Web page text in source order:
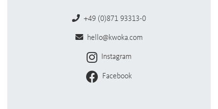
+49 (0)871 93313-0
hello@kwoka.com
Instagram
Facebook